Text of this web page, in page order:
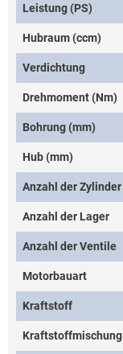
Leistung (PS)
Hubraum (ccm)
Verdichtung
Drehmoment (Nm)
Bohrung (mm)
Hub (mm)
Anzahl der Zylinder
Anzahl der Lager
Anzahl der Ventile
Motorbauart
Kraftstoff
Kraftstoffmischung